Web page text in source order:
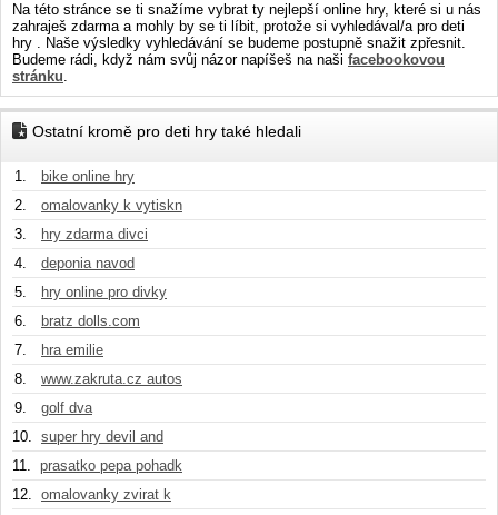
Na této stránce se ti snažíme vybrat ty nejlepší online hry, které si u nás
zahraješ zdarma a mohly by se ti líbit, protože si vyhledával/a pro deti
hry . Naše výsledky vyhledávání se budeme postupně snažit zpřesnit.
Budeme rádi, když nám svůj názor napíšeš na naši facebookovou
stránku.
Ostatní kromě pro deti hry také hledali
1.
bike online hry
2. omalovanky k vytiskn
3.
hry zdarma divci
4. deponia navod
5.
hry online pro divky
6.
bratz dolls.com
7.
hra emilie
8. www.zakruta.cz autos
9. golf dva
10. super hry devil and
11. prasatko pepa pohadk
12. omalovanky zvirat k